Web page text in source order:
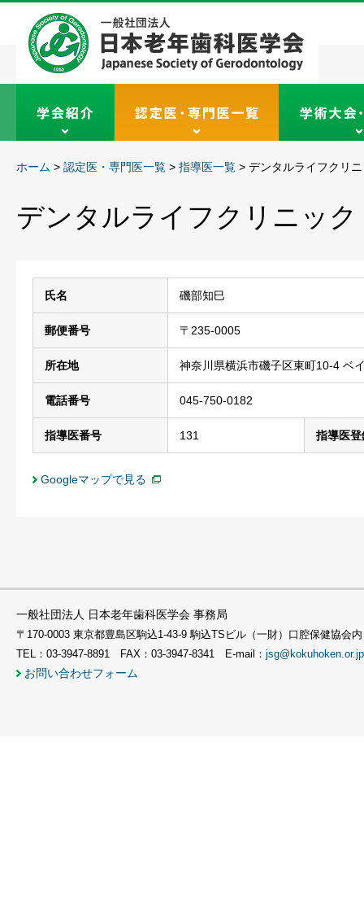
ホーム > 認定医・専門医一覧 > 指導医一覧 > デンタルライフクリ
デンタルライフクリニック
氏名 磯部知巳
郵便番号 〒235-0005
所在地 神奈川県横浜市磯子区東町10-4 ベ
電話番号 045-750-0182
指導医番号 131 指導医登
Googleマップで見る
一般社団法人 日本老年歯科医学会 事務局
〒170-0003 東京都豊島区駒込1-43-9 駒込TSビル（一財）口腔保健協会内
TEL：03-3947-8891 FAX：03-3947-8341 E-mail： jsg@kokuhoken.or.jp
お問い合わせフォーム